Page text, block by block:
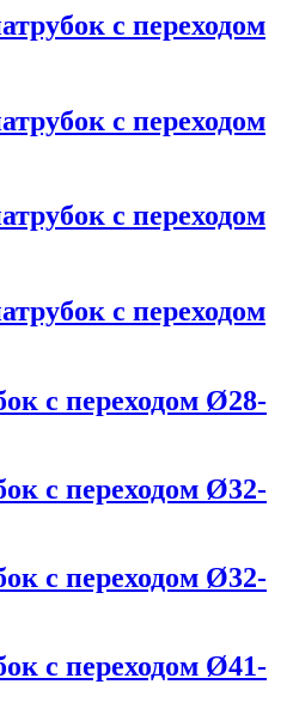
с переходом
с переходом
с переходом
с переходом
с переходом Ø28-
с переходом Ø32-
с переходом Ø32-
с переходом Ø41-